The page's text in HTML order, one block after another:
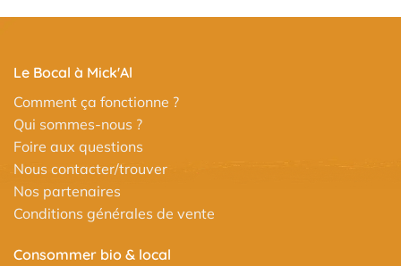
Le Bocal à Mick'Al
Comment ça fonctionne ?
Qui sommes-nous ?
Foire aux questions
Nous contacter/trouver
Nos partenaires
Conditions générales de vente
Consommer bio & local